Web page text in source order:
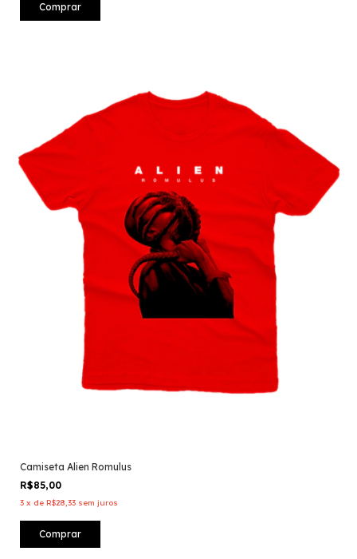
Comprar
Camiseta Alien Romulus
R$85,00
3 x de R$28,33 sem juros
Comprar